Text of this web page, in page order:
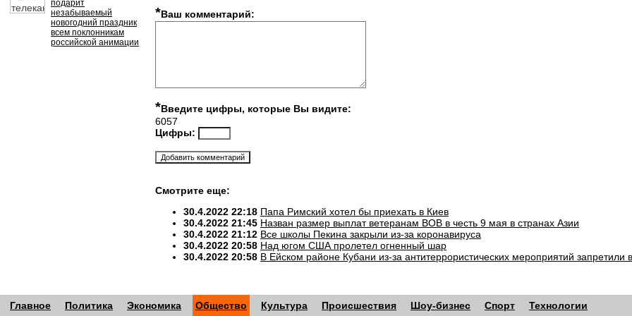
подарит
незабываемый
новогодний праздник
всем поклонникам
российской анимации
*Ваш комментарий:
*Введите цифры, которые Вы видите:
6057
Цифры:
Смотрите еще:
30.4.2022 22:18 Папа Римский хотел бы приехать в Киев
30.4.2022 21:45 Назван размер выплат ветеранам ВОВ в честь 9 мая в странах Азии
30.4.2022 21:12 Все школы Пекина закрыли из-за коронавируса
30.4.2022 20:58 Над югом США пролетел огненный шар
30.4.2022 20:58 В Ейском районе Кубани из-за антитеррористических мероприятий запретили
Главное Политика Экономика Общество Культура Происшествия Шоу-бизнес Спорт Технологии